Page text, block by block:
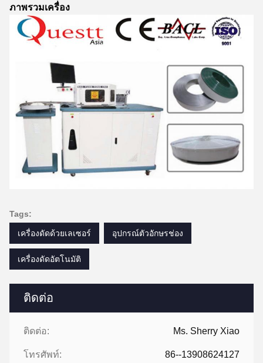
ติดต่อ
ติดต่อ: Ms. Sherry Xiao
โทรศัพท์: 86--13908624127
ภาพรวมเครื่อง
Tags:
เครื่องดัดด้วยเลเซอร์ อุปกรณ์ตัวอักษรช่อง
เครื่องดัดอัตโนมัติ